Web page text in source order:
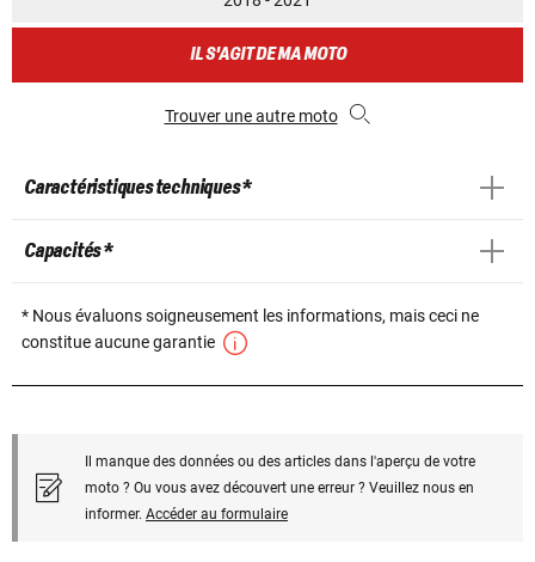
IL S'AGIT DE MA MOTO
Trouver une autre moto
Caractéristiques techniques *
Capacités *
* Nous évaluons soigneusement les informations, mais ceci ne
constitue aucune garantie
Il manque des données ou des articles dans l'aperçu de votre
moto ? Ou vous avez découvert une erreur ? Veuillez nous en
informer. Accéder au formulaire